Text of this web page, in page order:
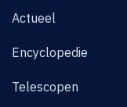
Actueel
Encyclopedie
Telescopen